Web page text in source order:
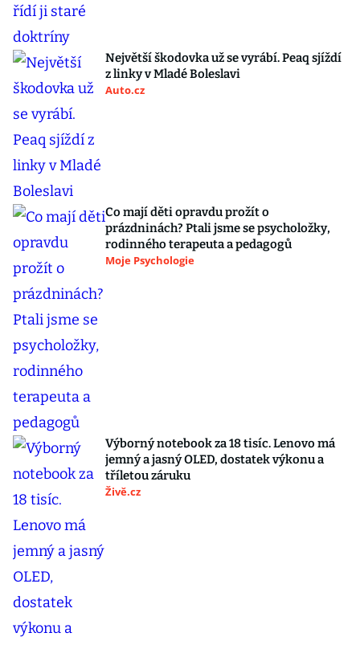
Největší škodovka už se vyrábí. Peaq sjíždí
z linky v Mladé Boleslavi
Auto.cz
Co mají děti opravdu prožít o
prázdninách? Ptali jsme se psycholožky,
rodinného terapeuta a pedagogů
Moje Psychologie
Výborný notebook za 18 tisíc. Lenovo má
jemný a jasný OLED, dostatek výkonu a
tříletou záruku
Živě.cz